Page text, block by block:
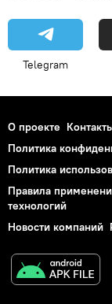
Telegram
О проекте
Политика
Политика
Правила
технологий
Новости компаний